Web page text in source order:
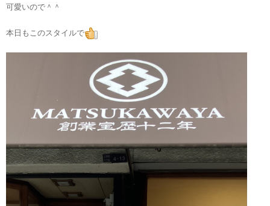
可愛いので＾＾
本日もこのスタイルで